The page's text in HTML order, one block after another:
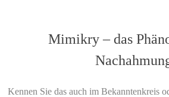
Mimikry – das
Kennen Sie das auch im Bekanntenkreis